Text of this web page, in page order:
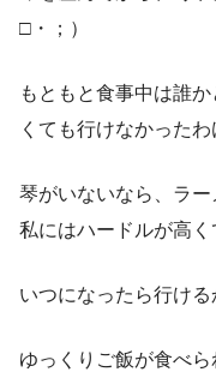
□・；）
もともと食事中は誰
くても行けなかった
琴がいないなら、ラー
私にはハードルが高
いつになったら行け
ゆっくりご飯が食べ